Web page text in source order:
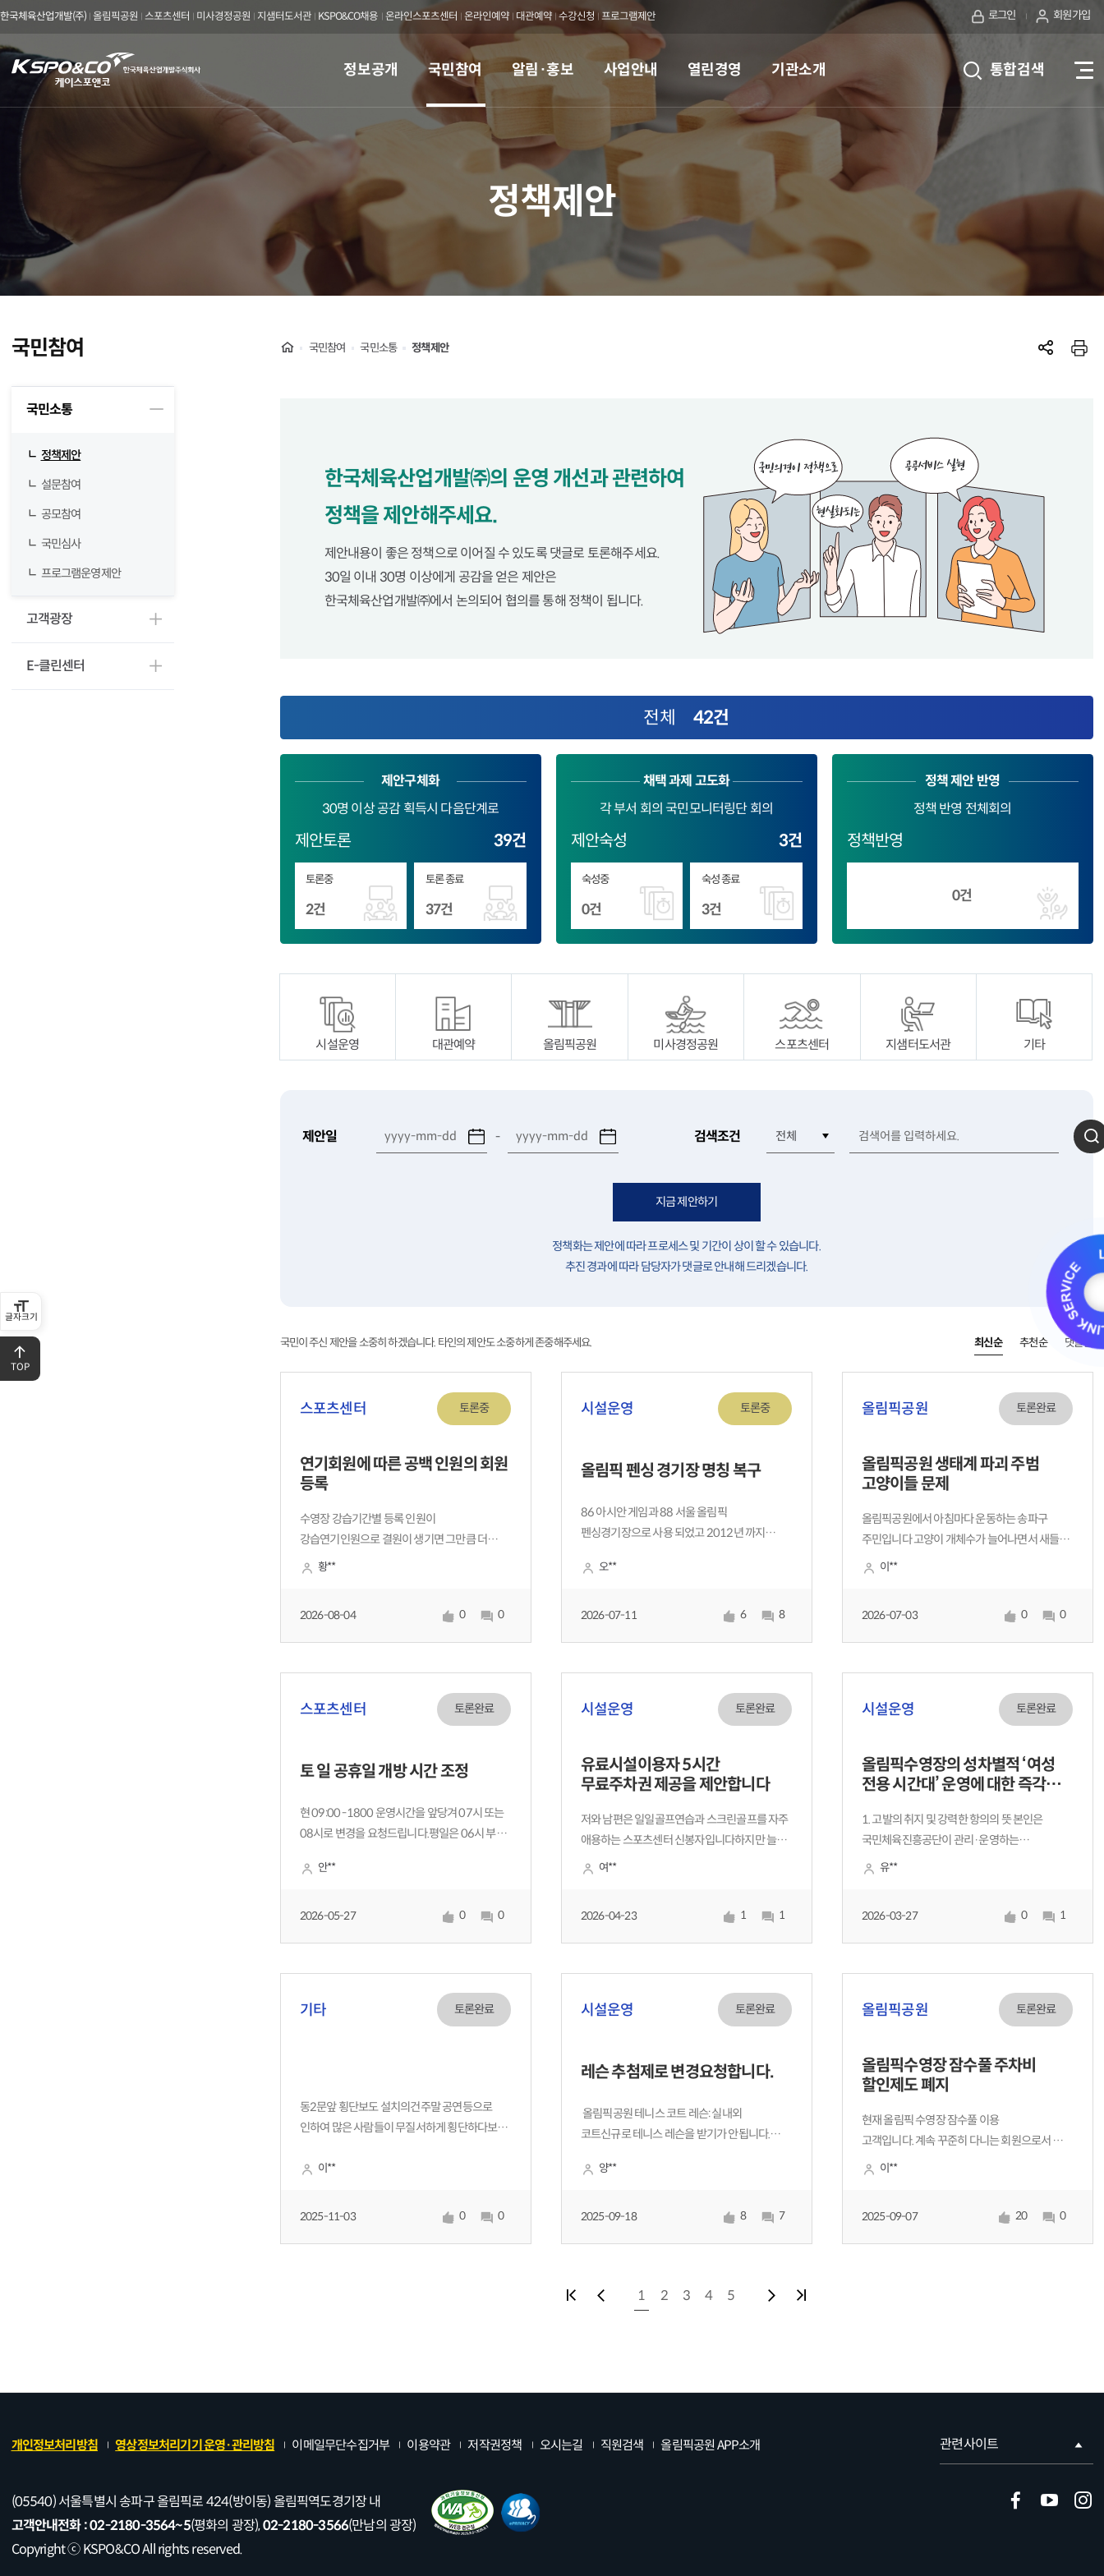
한국체육산업개발(주) 올림픽공원 스포츠센터 미사경정공원 지샘터도서관 KSPO&CO채용 온라인스포츠센터 온라인예약 대관예약 수강신청 프로그램제안 로그인 회원가입
kspo&co
케
이
스
포
앤
코
한
국
체
육
업
개
발
주
회
사
정보공개 국민참여 알림·홍보 사업안내 열린경영 기관소개 통합검색
전
메
글자크기
정책제안
국민참여
국민소통
정책제안
설문참여
공모참여
국민심사
프로그램운영제안
고객광장
E-클린센터
Home국민참여 국민소통 정책제안
SNS공
프
한국체육산업개발㈜의 운영 개선과 관련하여
정책을 제안해주세요.
제안내용이 좋은 정책으로 이어질 수 있도록 댓글로 토론해주세요.
30일 이내 30명 이상에게 공감을 얻은 제안은
한국체육산업개발㈜에서 논의되어 협의를 통해 정책이 됩니다.
전체 42건
제안구체화
30명 이상 공감 획득시 다음단계로
제안토론 39건
토론중
2건
토론 종료
37건
채택 과제 고도화
각 부서 회의 국민모니터링단 회의
제안숙성 3건
숙성중
0건
숙성 종료
3건
정책 제안 반영
정책 반영 전체회의
정책반영
0건
시설운영 대관예약 올림픽공원 미사경정공원 스포츠센터 지샘터도서관 기타
제안일 - 검색조건 검
지금 제안하기
정책화는 제안에 따라 프로세스 및 기간이 상이 할 수 있습니다.
추진 경과에 따라 담당자가 댓글로 안내해 드리겠습니다.
국민이 주신 제안을 소중히 하겠습니다. 타인의 제안도 소중하게 존중해주세요. 최신순 추천순 댓글순
스포츠센터 토론중
연기회원에 따른 공백 인원의 회원
등록
수영장 강습기간별 등록 인원이
강습연기인원으로 결원이 생기면 그만큼 더
충원하면 센터 수익도 늘고 강습하려고 대기하고
황**
2026-08-04 0 0
시설운영 토론중
올림픽 펜싱 경기장 명칭 복구
86 아시안 게임과 88 서울 올림픽
펜싱경기장으로 사용 되었고 2012년 까지
핸드볼협회에 의해 10년간 명명권 계약에 따라
계약이 종료된 후 NHN 링크와 새로운 계약에
오**
2026-07-11 6 8
올림픽공원 토론완료
올림픽공원 생태계 파괴 주범
고양이들 문제
올림픽공원에서 아침마다 운동하는 송파구
주민입니다 고양이 개체수가 늘어나면서 새들이
줄어들고 있는것이 확연히 느껴집니다 ㅅ같이
중성화시키고 다른곳으로 보내야 합니다 공원
생물 생태계가 파괴되고 있어요
이**
2026-07-03 0 0
스포츠센터 토론완료
토 일 공휴일 개방 시간 조정
현 09:00 -1800 운영시간을 앞당겨 07시 또는
08시로 변경을 요청드립니다.평일은 06시 부터
개방시간 조정이 어려운지요?
안**
2026-05-27 0 0
시설운영 토론완료
유료시설이용자 5시간
무료주차권 제공을 제안합니다
저와 남편은 일일골프연습과 스크린골프를 자주
애용하는 스포츠센터 신봉자입니다하지만 늘
망설이고 이용하게 됩니다.왜냐면
10시간을 이용하던 무조건 오천원을 내야하는
할인권입니다시설이용하고
여**
2026-04-23 1 1
시설운영 토론완료
올림픽수영장의 성차별적 ‘여성
전용 시간대’ 운영에 대한 즉각
1. 고발의 취지 및 강력한 항의의 뜻 본인은
국민체육진흥공단이 관리·운영하는
‘올림픽수영장’이 2026년 현재까지도 오전
작금의 사태에 대해 깊은 분노와 경악을 금치
못하는바, 이를 명백
유**
2026-03-27 0 1
기타 토론완료
동2문앞 횡단보도 설치의건주말 공연등으로
인하여 많은 사람들이 무질서하게 횡단하다보니
교차로까지 혼잡하여 우회전 차량 좌회전 차량
조속히 신호등을 설치해 주시던가 힘들면
이**
2025-11-03 0 0
시설운영 토론완료
레슨 추첨제로 변경요청합니다.
올림픽공원 테니스 코트 레슨: 실내외
코트신규로 테니스 레슨을 받기가 안됩니다.
계속 이어 갑니다.시설은 분명 전국민을
있습니다.각 레슨 추첨제로 변경요청합니다.
양**
2025-09-18 8 7
올림픽공원 토론완료
올림픽수영장 잠수풀 주차비
할인제도 폐지
현재 올림픽 수영장 잠수풀 이용
고객입니다. 계속 꾸준히 다니는 회원으로서 이번
주차비 할인 제도 폐지는 정말 이해하기
많은 회원들이 어쩔 수 없이 차를 가져오는데
주차비 부담까지 떠넘기는 건 너
이**
2025-09-07 20 0
첫페이지이전페이지
1 2 3 4 5 다음페이지마지막페이지
TOP
개인정보처리방침 영상정보처리기기 운영·관리방침 이메일무단수집거부 이용약관 저작권정책 오시는길 직원검색 올림픽공원 APP소개 관련사이트
(05540) 서울특별시 송파구 올림픽로 424(방이동) 올림픽역도경기장 내
고객안내전화 :02-2180-3564~5(평화의 광장),02-2180-3566(만남의 광장)
Copyright ⓒ KSPO&CO All rights reserved.